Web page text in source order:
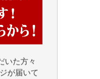
いた方々
ここにご